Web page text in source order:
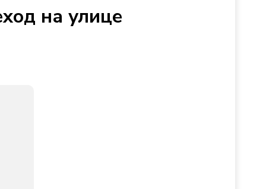
на улице